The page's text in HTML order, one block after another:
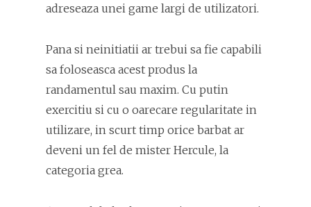
adreseaza unei game largi de utilizatori.
Pana si neinitiatii ar trebui sa fie capabili
sa foloseasca acest produs la
randamentul sau maxim. Cu putin
exercitiu si cu o oarecare regularitate in
utilizare, in scurt timp orice barbat ar
deveni un fel de mister Hercule, la
categoria grea.